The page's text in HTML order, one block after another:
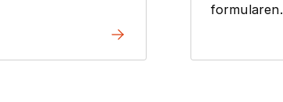
formularen.